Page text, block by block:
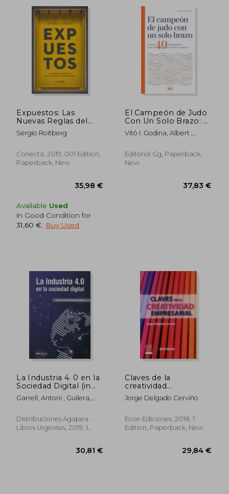
45,86 €
Expuestos: Las
Nuevas Reglas del
Mundo Transparente
(in Spanish)
Sergio Roitberg
Conecta, 2019, 001 Edition,
Paperback, New
Available Used
in Good Condition for
31,60 €
Buy Used
El Campeón de Judo
Con Un Solo Brazo: Y
Otros 49
Superpoderes Para
Héroe Creativo (in
Spanish)
Vitó I. Godina, Albert ;
Editorial Gg, Paperback,
New
La Industria 4. 0 en la
Sociedad Digital (in
Spanish)
Garrell, Antoni ; Guilera,
Distribuciones Agapea -
Libros Urgentes, 2019, 1
Claves de la
creatividad
empresarial - 1ra
edición (in Spanish)
Jorge Delgado Cerviño
Ecoe Ediciones, 2018, 1
Edition, Paperback, New